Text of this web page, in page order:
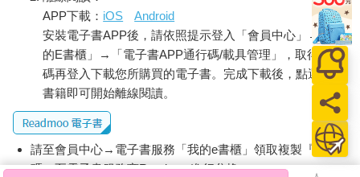
APP下載： iOS
Android
安裝電子書APP後，請依照提示登入「會員中心」→「我
的E書櫃」→「電子書APP通行碼/載具管理」，取得通行
碼再登入下載您所購買的電子書。完成下載後，點選任一
書籍即可開始離線閱讀。
請至會員中心→電子書服務「我的e書櫃」領取複製『兌換
碼』至電子書服務商Readmoo進行兌換。